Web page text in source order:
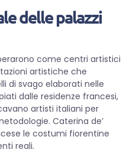
delle palazzi
come centri artistici
artistiche che
di svago elaborati nelle
dalle residenze francesi,
artisti italiani per
Caterina de’
le costumi fiorentine
reali.